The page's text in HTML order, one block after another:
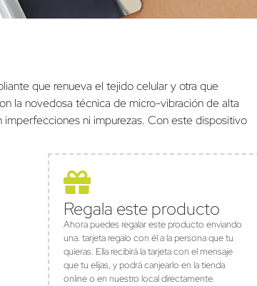
que renueva el tejido celular y otra que
la novedosa técnica de micro-vibración de alta
ni impurezas. Con este dispositivo
Regala este producto
Ahora puedes regalar este producto enviando
una. tarjeta regalo con él a la persona que tu
quieras. Ella recibirá la tarjeta con el mensaje
que tu elijas, y podrá canjearlo en la tienda
online o en nuestro local directamente.